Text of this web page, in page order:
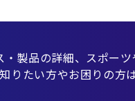
・製品の詳細、スポー
知りたい方やお困りの方